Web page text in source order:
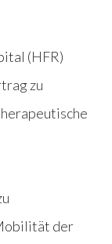
(HFR)
zu
der